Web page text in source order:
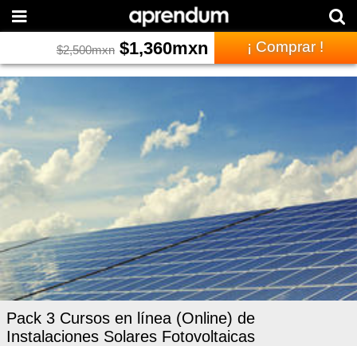
$2,500mxn $1,360mxn ¡ Comprar !
Pack 3 Cursos en línea (Online) de
Instalaciones Solares Fotovoltaicas